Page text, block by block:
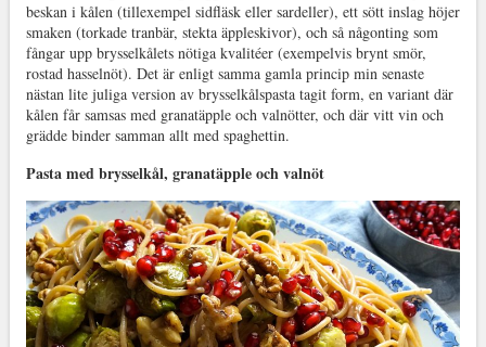
beskan i kålen (tillexempel sidfläsk eller sardeller), ett sött inslag höjer
smaken (torkade tranbär, stekta äppleskivor), och så någonting som
fångar upp brysselkålets nötiga kvalitéer (exempelvis brynt smör,
rostad hasselnöt). Det är enligt samma gamla princip min senaste
nästan lite juliga version av brysselkålspasta tagit form, en variant där
kålen får samsas med granatäpple och valnötter, och där vitt vin och
grädde binder samman allt med spaghettin.
Pasta med brysselkål, granatäpple och valnöt